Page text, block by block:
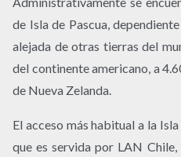
de Isla de Pascua,
alejada de otras tierras del
del continente americano, a
de Nueva Zelanda.
El acceso más habitual a la
que es servida por LAN Chile,